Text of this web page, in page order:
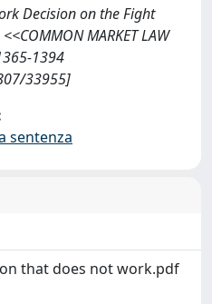
Decision on the Fight
MARKET LAW
1394
33955]
sentenza
that does not work.pdf